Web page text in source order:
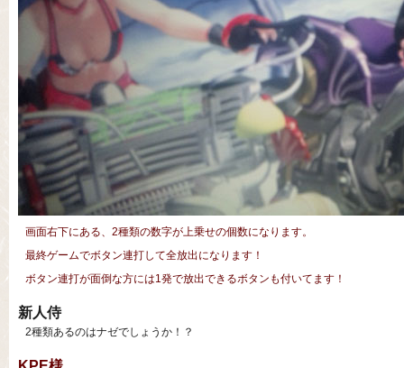
画面右下にある、2種類の数字が上乗せの個数になります。
最終ゲームでボタン連打して全放出になります！
ボタン連打が面倒な方には1発で放出できるボタンも付いてます！
新人侍
2種類あるのはナゼでしょうか！？